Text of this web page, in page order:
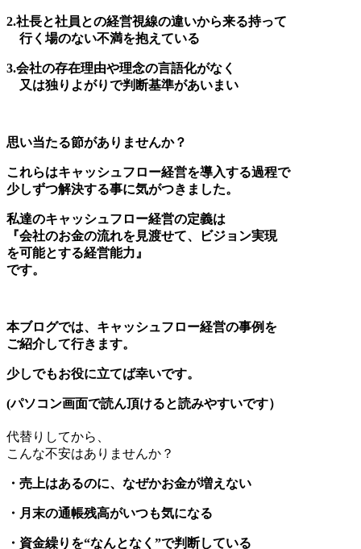
2.社長と社員との経営視線の違いから来る持って
行く場のない不満を抱えている
3.会社の存在理由や理念の言語化がなく
又は独りよがりで判断基準があいまい
思い当たる節がありませんか？
これらはキャッシュフロー経営を導入する過程で
少しずつ解決する事に気がつきました。
私達のキャッシュフロー経営の定義は
『会社のお金の流れを見渡せて、ビジョン実現
を可能とする経営能力』
です。
本ブログでは、キャッシュフロー経営の事例を
ご紹介して行きます。
少しでもお役に立てば幸いです。
(パソコン画面で読ん頂けると読みやすいです）
代替りしてから、
こんな不安はありませんか？
・売上はあるのに、なぜかお金が増えない
・月末の通帳残高がいつも気になる
・資金繰りを“なんとなく”で判断している